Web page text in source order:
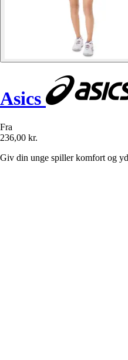
Asics
Fra
236,00 kr.
Giv din unge spiller komfort og